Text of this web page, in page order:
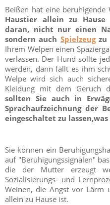
Beißen hat eine
Haustier allein zu
daran, nicht nur einen
sondern auch Spielzeugzu
Ihrem Welpen einen
verlassen. Der Hund sollte
werden, dann fällt es ihm
Welpe wird sich auch
Kleidung mit dem Geruch
sollten Sie auch in
Sprachaufzeichnung der
eingeschaltet zu
Sie können ein
auf "Beruhigungssignalen"
die der Mutter erzeugt
Sozialisierungs- und
Weinen, die Angst vor Lärm
allein zu Hause ist.